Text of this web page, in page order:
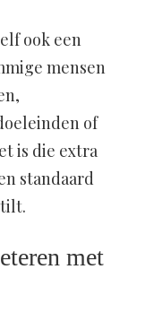
ook een
mensen
of
is die extra
standaard
tilt.
met